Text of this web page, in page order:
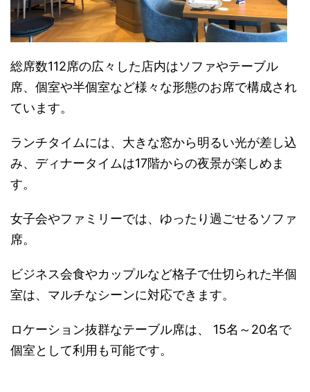
総席数112席の広々した店内はソファやテーブル
席、個室や半個室など様々な形態のお席で構成され
ています。
ランチタイムには、大きな窓から明るい光が差し込
み、ディナータイムは17階からの夜景が楽しめま
す。
女子会やファミリーでは、ゆったり過ごせるソファ
席。
ビジネス会食やカップルなど格子で仕切られた半個
室は、マルチなシーンに対応できます。
ロケーション抜群なテーブル席は、 15名～20名で
個室として利用も可能です。